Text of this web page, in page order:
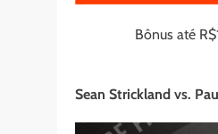
Bônus até
Sean Strickland vs.